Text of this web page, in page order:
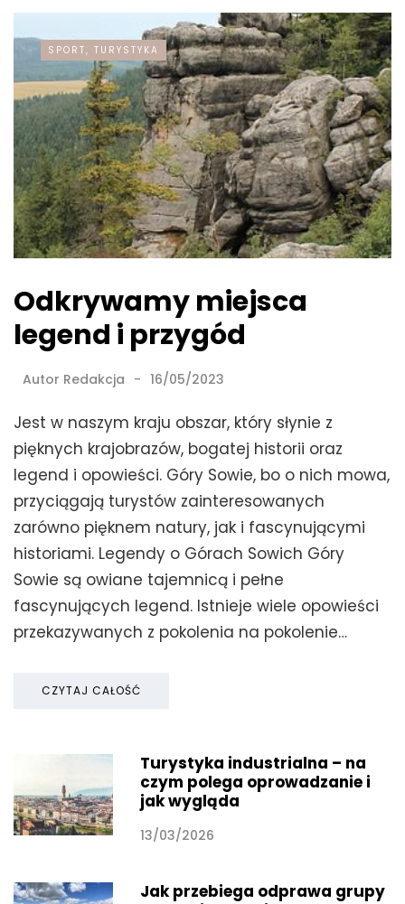
SPORT, TURYSTYKA
Odkrywamy miejsca
legend i przygód
Autor Redakcja 16/05/2023
Jest w naszym kraju obszar, który słynie z
pięknych krajobrazów, bogatej historii oraz
legend i opowieści. Góry Sowie, bo o nich mowa,
przyciągają turystów zainteresowanych
zarówno pięknem natury, jak i fascynującymi
historiami. Legendy o Górach Sowich Góry
Sowie są owiane tajemnicą i pełne
fascynujących legend. Istnieje wiele opowieści
przekazywanych z pokolenia na pokolenie…
CZYTAJ CAŁOŚĆ
Turystyka industrialna – na
czym polega oprowadzanie i
jak wygląda
13/03/2026
Jak przebiega odprawa grupy